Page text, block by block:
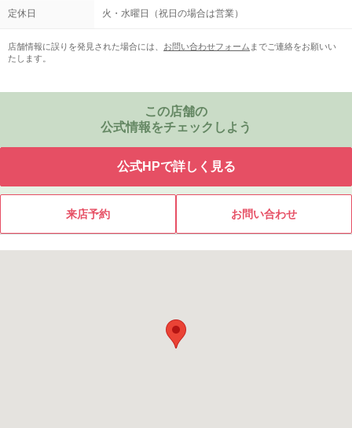
定休日 火・水曜日（祝日の場合は営業）
店舗情報に誤りを発見された場合には、 お問い合わせフォーム までご連絡をお願いい
たします。
この店舗の
公式情報をチェックしよう
公式HPで詳しく見る
来店予約 お問い合わせ